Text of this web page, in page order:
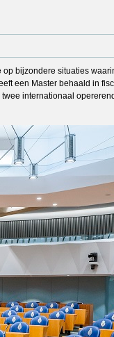
bijzondere situaties
een Master behaald in
internationaal